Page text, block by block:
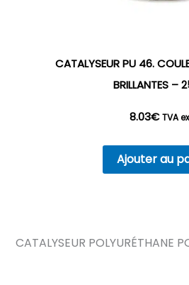
CATALYSEUR PU 46.
BRILLANTES –
8.03€ TVA
Ajouter au
CATALYSEUR POLYURÉTHANE